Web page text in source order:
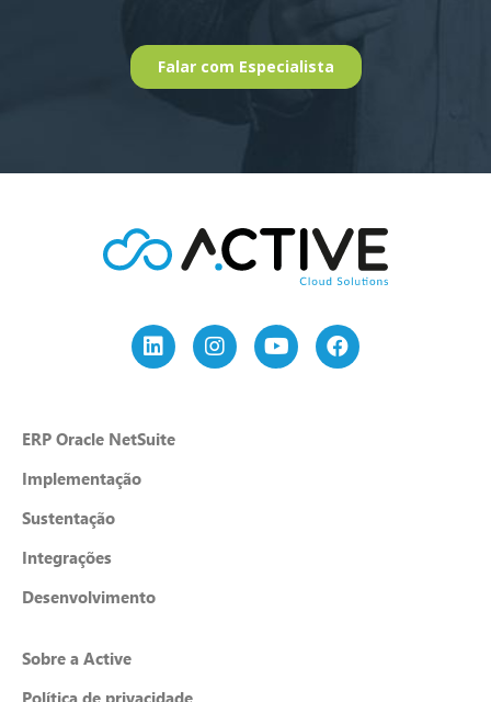
ERP Oracle NetSuite
Implementação
Sustentação
Integrações
Desenvolvimento
Sobre a Active